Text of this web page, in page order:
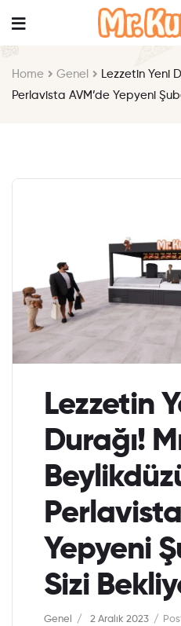
Home Genel
Lezzetin Yeni
Perlavista AVM’de Yepyeni
Lezzetin
Durağı!
Yepyeni
Sizi
Genel 2 Aralık 2023